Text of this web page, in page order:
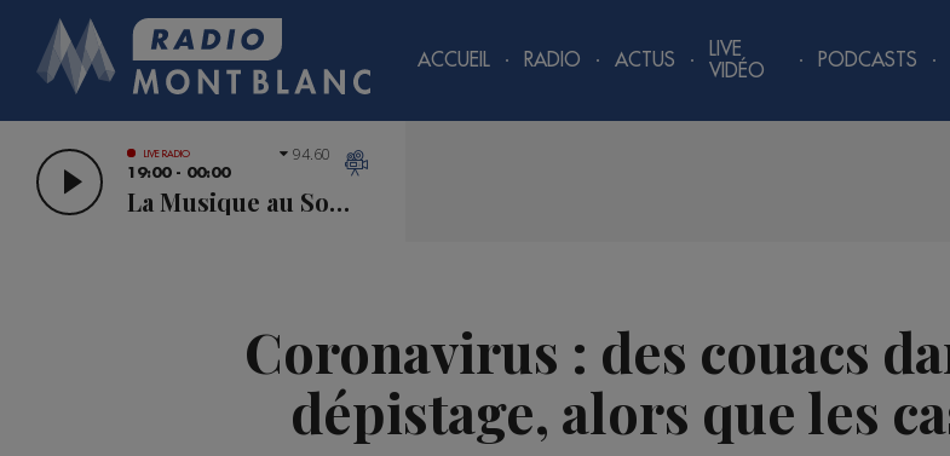
ACCUEIL RADIO ACTUS
LIVE
VIDÉO
PODCASTS
LIVE RADIO
19:00 - 00:00
La Musique au Sommet
94.60
Coronavirus : des couacs
dépistage, alors que les